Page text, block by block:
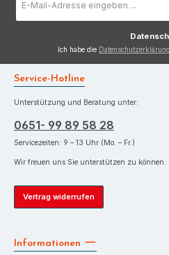
Mail-
Adresse
Ich habe die Datenschutzerklärung
Service-Hotline
Unterstützung und Beratung unter:
0651- 99 89 58 28
Servicezeiten: 9 – 13 Uhr (Mo. – Fr.)
Wir freuen uns Sie unterstützen zu können.
Vertrag widerrufen
Informationen